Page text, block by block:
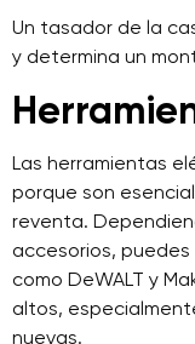
Un tasador de la
y determina un
Las herramientas
porque son
reventa.
accesorios, puedes
como DeWALT y
altos,
nuevas.